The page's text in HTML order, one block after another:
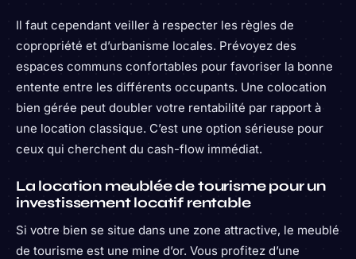
Il faut cependant veiller à respecter les règles de
copropriété et d’urbanisme locales. Prévoyez des
espaces communs confortables pour favoriser la bonne
entente entre les différents occupants. Une colocation
bien gérée peut doubler votre rentabilité par rapport à
une location classique. C’est une option sérieuse pour
ceux qui cherchent du cash-flow immédiat.
La location meublée de tourisme pour un
investissement locatif rentable
Si votre bien se situe dans une zone attractive, le meublé
de tourisme est une mine d’or. Vous profitez d’une